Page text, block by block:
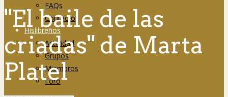
FAQs
Contacto
Hislibreños
Actividad
Grupos
Miembros
Foro
"El baile de las
criadas" de Marta
Platel